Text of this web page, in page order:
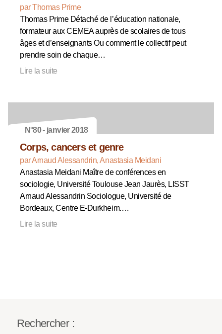
par Thomas Prime
Thomas Prime Détaché de l’éducation nationale,
formateur aux CEMEA auprès de scolaires de tous
âges et d’enseignants Ou comment le collectif peut
prendre soin de chaque…
Lire la suite
N°80 - janvier 2018
Corps, cancers et genre
par Arnaud Alessandrin, Anastasia Meidani
Anastasia Meidani Maître de conférences en
sociologie, Université Toulouse Jean Jaurès, LISST
Arnaud Alessandrin Sociologue, Université de
Bordeaux, Centre E-Durkheim.…
Lire la suite
Rechercher :